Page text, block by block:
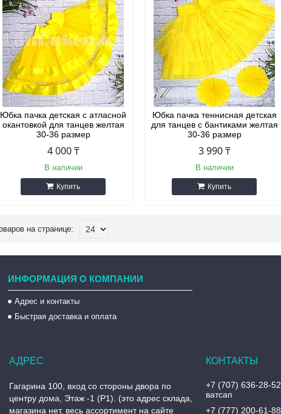
Юбка пачка детская с атласной
окантовкой для танцев желтая
30-36 размер
4 000 ₸
В наличии
Купить
Юбка пачка теннисная детская
для танцев с бантиками желтая
30-36 размер
3 990 ₸
В наличии
Купить
ИНФОРМАЦИЯ О КОМПАНИИ
Адрес и контакты
Быстрая доставка и оплата
Гагарина 100, вход со стороны двора по
центру дома, Этаж -1 (P1). (это адрес склада,
магазина нет, весь ассортимент на сайте
+7 (707) 636-28-52
ватсап
+7 (777) 200-61-88